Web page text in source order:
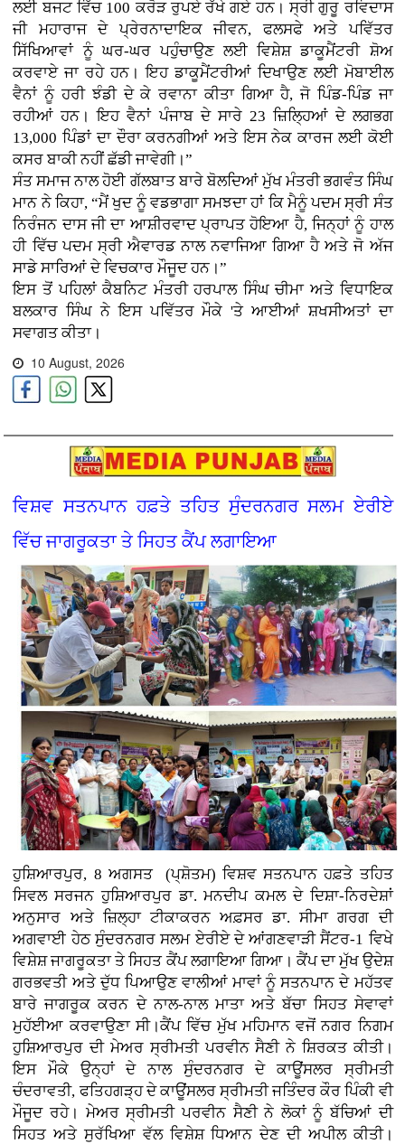
ਲਈ ਬਜਟ ਵਿੱਚ 100 ਕਰੋੜ ਰੁਪਏ ਰੱਖੇ ਗਏ ਹਨ। ਸ੍ਰੀ ਗੁਰੂ ਰਵਿਦਾਸ
ਜੀ ਮਹਾਰਾਜ ਦੇ ਪ੍ਰੇਰਨਾਦਾਇਕ ਜੀਵਨ, ਫਲਸਫੇ ਅਤੇ ਪਵਿੱਤਰ
ਸਿੱਖਿਆਵਾਂ ਨੂੰ ਘਰ-ਘਰ ਪਹੁੰਚਾਉਣ ਲਈ ਵਿਸ਼ੇਸ਼ ਡਾਕੂਮੈਂਟਰੀ ਸ਼ੋਅ
ਕਰਵਾਏ ਜਾ ਰਹੇ ਹਨ। ਇਹ ਡਾਕੂਮੈਂਟਰੀਆਂ ਦਿਖਾਉਣ ਲਈ ਮੋਬਾਈਲ
ਵੈਨਾਂ ਨੂੰ ਹਰੀ ਝੰਡੀ ਦੇ ਕੇ ਰਵਾਨਾ ਕੀਤਾ ਗਿਆ ਹੈ, ਜੋ ਪਿੰਡ-ਪਿੰਡ ਜਾ
ਰਹੀਆਂ ਹਨ। ਇਹ ਵੈਨਾਂ ਪੰਜਾਬ ਦੇ ਸਾਰੇ 23 ਜ਼ਿਲ੍ਹਿਆਂ ਦੇ ਲਗਭਗ
13,000 ਪਿੰਡਾਂ ਦਾ ਦੌਰਾ ਕਰਨਗੀਆਂ ਅਤੇ ਇਸ ਨੇਕ ਕਾਰਜ ਲਈ ਕੋਈ
ਕਸਰ ਬਾਕੀ ਨਹੀਂ ਛੱਡੀ ਜਾਵੇਗੀ।”
ਸੰਤ ਸਮਾਜ ਨਾਲ ਹੋਈ ਗੱਲਬਾਤ ਬਾਰੇ ਬੋਲਦਿਆਂ ਮੁੱਖ ਮੰਤਰੀ ਭਗਵੰਤ ਸਿੰਘ
ਮਾਨ ਨੇ ਕਿਹਾ, “ਮੈਂ ਖੁਦ ਨੂੰ ਵਡਭਾਗਾ ਸਮਝਦਾ ਹਾਂ ਕਿ ਮੈਨੂੰ ਪਦਮ ਸ੍ਰੀ ਸੰਤ
ਨਿਰੰਜਨ ਦਾਸ ਜੀ ਦਾ ਆਸ਼ੀਰਵਾਦ ਪ੍ਰਾਪਤ ਹੋਇਆ ਹੈ, ਜਿਨ੍ਹਾਂ ਨੂੰ ਹਾਲ
ਹੀ ਵਿੱਚ ਪਦਮ ਸ੍ਰੀ ਐਵਾਰਡ ਨਾਲ ਨਵਾਜਿਆ ਗਿਆ ਹੈ ਅਤੇ ਜੋ ਅੱਜ
ਸਾਡੇ ਸਾਰਿਆਂ ਦੇ ਵਿਚਕਾਰ ਮੌਜੂਦ ਹਨ।”
ਇਸ ਤੋਂ ਪਹਿਲਾਂ ਕੈਬਨਿਟ ਮੰਤਰੀ ਹਰਪਾਲ ਸਿੰਘ ਚੀਮਾ ਅਤੇ ਵਿਧਾਇਕ
ਬਲਕਾਰ ਸਿੰਘ ਨੇ ਇਸ ਪਵਿੱਤਰ ਮੌਕੇ 'ਤੇ ਆਈਆਂ ਸ਼ਖਸੀਅਤਾਂ ਦਾ
ਸਵਾਗਤ ਕੀਤਾ।
10 August, 2026
ਵਿਸ਼ਵ ਸਤਨਪਾਨ ਹਫ਼ਤੇ ਤਹਿਤ ਸੁੰਦਰਨਗਰ ਸਲਮ ਏਰੀਏ
ਵਿੱਚ ਜਾਗਰੂਕਤਾ ਤੇ ਸਿਹਤ ਕੈਂਪ ਲਗਾਇਆ
ਹੁਸ਼ਿਆਰਪੁਰ, 8 ਅਗਸਤ (ਪ੍ਸ਼ੋਤਮ) ਵਿਸ਼ਵ ਸਤਨਪਾਨ ਹਫ਼ਤੇ ਤਹਿਤ
ਸਿਵਲ ਸਰਜਨ ਹੁਸ਼ਿਆਰਪੁਰ ਡਾ. ਮਨਦੀਪ ਕਮਲ ਦੇ ਦਿਸ਼ਾ-ਨਿਰਦੇਸ਼ਾਂ
ਅਨੁਸਾਰ ਅਤੇ ਜ਼ਿਲ੍ਹਾ ਟੀਕਾਕਰਨ ਅਫ਼ਸਰ ਡਾ. ਸੀਮਾ ਗਰਗ ਦੀ
ਅਗਵਾਈ ਹੇਠ ਸੁੰਦਰਨਗਰ ਸਲਮ ਏਰੀਏ ਦੇ ਆਂਗਣਵਾੜੀ ਸੈਂਟਰ-1 ਵਿਖੇ
ਵਿਸ਼ੇਸ਼ ਜਾਗਰੂਕਤਾ ਤੇ ਸਿਹਤ ਕੈਂਪ ਲਗਾਇਆ ਗਿਆ। ਕੈਂਪ ਦਾ ਮੁੱਖ ਉਦੇਸ਼
ਗਰਭਵਤੀ ਅਤੇ ਦੁੱਧ ਪਿਆਉਣ ਵਾਲੀਆਂ ਮਾਵਾਂ ਨੂੰ ਸਤਨਪਾਨ ਦੇ ਮਹੱਤਵ
ਬਾਰੇ ਜਾਗਰੂਕ ਕਰਨ ਦੇ ਨਾਲ-ਨਾਲ ਮਾਤਾ ਅਤੇ ਬੱਚਾ ਸਿਹਤ ਸੇਵਾਵਾਂ
ਮੁਹੱਈਆ ਕਰਵਾਉਣਾ ਸੀ।ਕੈਂਪ ਵਿੱਚ ਮੁੱਖ ਮਹਿਮਾਨ ਵਜੋਂ ਨਗਰ ਨਿਗਮ
ਹੁਸ਼ਿਆਰਪੁਰ ਦੀ ਮੇਅਰ ਸ੍ਰੀਮਤੀ ਪਰਵੀਨ ਸੈਣੀ ਨੇ ਸ਼ਿਰਕਤ ਕੀਤੀ।
ਇਸ ਮੌਕੇ ਉਨ੍ਹਾਂ ਦੇ ਨਾਲ ਸੁੰਦਰਨਗਰ ਦੇ ਕਾਊਂਸਲਰ ਸ੍ਰੀਮਤੀ
ਚੰਦਰਾਵਤੀ, ਫਤਿਹਗੜ੍ਹ ਦੇ ਕਾਊਂਸਲਰ ਸ੍ਰੀਮਤੀ ਜਤਿੰਦਰ ਕੌਰ ਪਿੰਕੀ ਵੀ
ਮੌਜੂਦ ਰਹੇ। ਮੇਅਰ ਸ੍ਰੀਮਤੀ ਪਰਵੀਨ ਸੈਣੀ ਨੇ ਲੋਕਾਂ ਨੂੰ ਬੱਚਿਆਂ ਦੀ
ਸਿਹਤ ਅਤੇ ਸੁਰੱਖਿਆ ਵੱਲ ਵਿਸ਼ੇਸ਼ ਧਿਆਨ ਦੇਣ ਦੀ ਅਪੀਲ ਕੀਤੀ।